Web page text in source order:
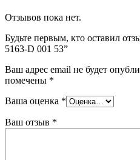
Отзывов пока нет.
Будьте первым, кто оставил
5163-D 001 53”
Ваш адрес email не будет
помечены *
Ваша оценка *
Ваш отзыв *